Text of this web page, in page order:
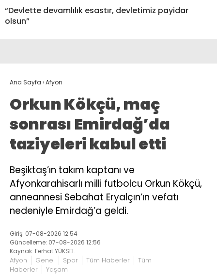
“Devlette devamlılık esastır, devletimiz payidar
olsun”
Ana Sayfa ›Afyon
Orkun Kökçü, maç
sonrası Emirdağ’da
taziyeleri kabul etti
Beşiktaş’ın takım kaptanı ve
Afyonkarahisarlı milli futbolcu Orkun Kökçü,
anneannesi Sebahat Eryalçın’ın vefatı
nedeniyle Emirdağ’a geldi.
Giriş: 07-08-2026 12:54
Güncelleme: 07-08-2026 12:56
Kaynak: Ferhat YÜKSEL
Afyon Genel Spor Tüm Haberler
Tüm
Haberler
Yaşam